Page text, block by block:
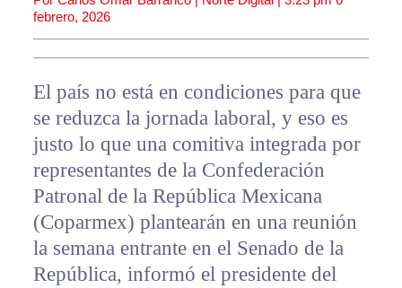
febrero, 2026
El país no está en condiciones para que
se reduzca la jornada laboral, y eso es
justo lo que una comitiva integrada por
representantes de la Confederación
Patronal de la República Mexicana
(Coparmex) plantearán en una reunión
la semana entrante en el Senado de la
República, informó el presidente del